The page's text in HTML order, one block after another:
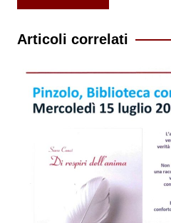
articoli
Articoli correlati